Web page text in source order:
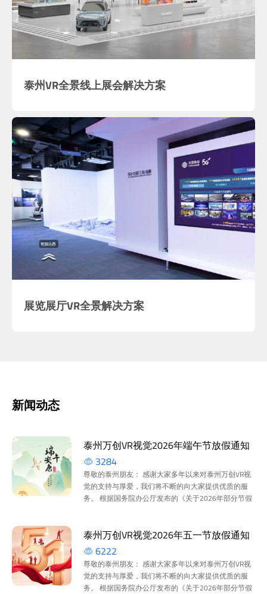
泰州VR全景线上展会解决方案
展览展厅VR全景解决方案
新闻动态
泰州万创VR视觉2026年端午节放假通知
3284
尊敬的泰州朋友： 感谢大家多年以来对泰州万创VR视
觉的支持与厚爱，我们将不断的向大家提供优质的服
务。 根据国务院办公厅发布的《关于2026年部分节假
泰州万创VR视觉2026年五一节放假通知
6222
尊敬的泰州朋友： 感谢大家多年以来对泰州万创VR视
觉的支持与厚爱，我们将不断的向大家提供优质的服
务。 根据国务院办公厅发布的《关于2026年部分节假